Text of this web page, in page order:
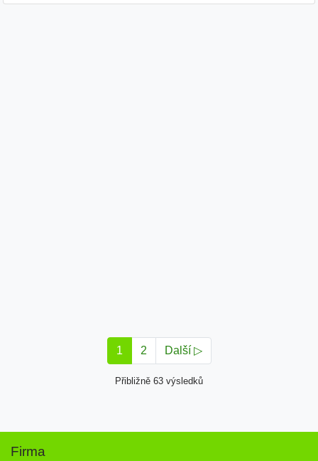
1 2 Další ▷
Přibližně 63 výsledků
Firma